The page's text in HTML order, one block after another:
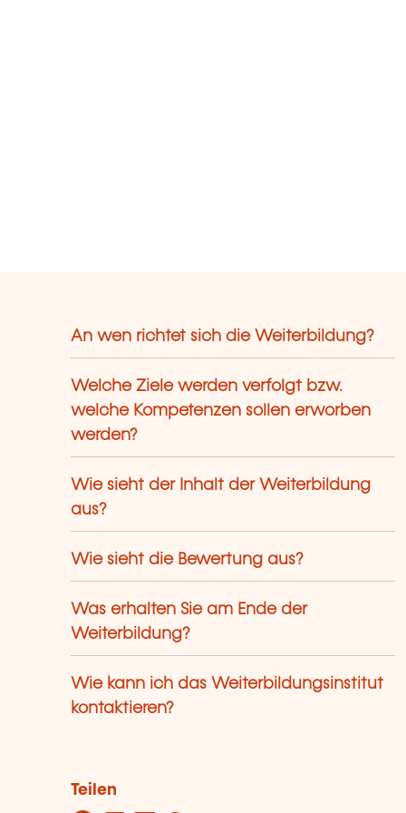
An wen richtet sich die Weiterbildung?
Welche Ziele werden verfolgt bzw.
welche Kompetenzen sollen erworben
werden?
Wie sieht der Inhalt der Weiterbildung
aus?
Wie sieht die Bewertung aus?
Was erhalten Sie am Ende der
Weiterbildung?
Wie kann ich das Weiterbildungsinstitut
kontaktieren?
Teilen